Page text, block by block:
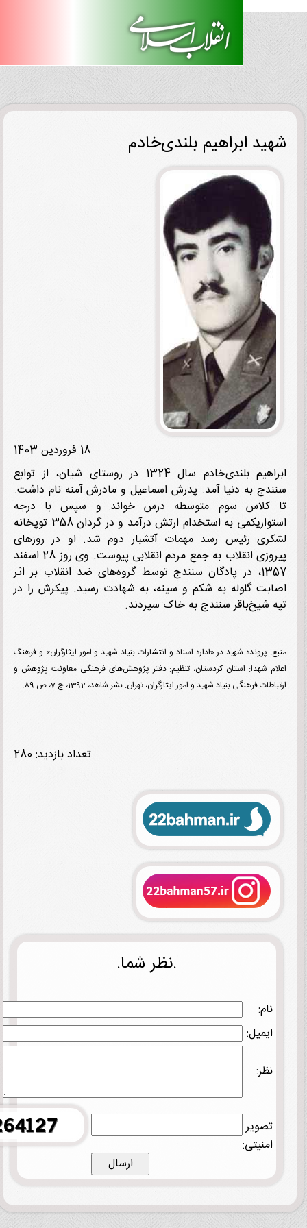
ابراهیم بلندی‌خادم
ابراهیم بلندی‌خادم سال 1324 در روستای شیان، از توابع
به ‌دنیا آمد. پدرش اسماعیل و مادرش آمنه نام داشت.
کلاس سوم متوسطه درس خواند و سپس با درجه
استوار‌یکمی به استخدام ارتش درآمد و در گردان 358 توپخانه
رئیس رسد مهمات آتشبار دوم شد. او در روزهای
پیروزی انقلاب به جمع مردم انقلابی پیوست. وی روز 28 اسفند
1357، در پادگان سنندج توسط گروه‌های ضد انقلاب بر اثر
گلوله به شکم و سینه، به شهادت رسید. پیکرش را در
شیخ‌باقر سنندج به خاک سپردند.
پرونده شهید در «اداره اسناد و انتشارات بنیاد شهید و امور ایثارگران» و فرهنگ
شهدا: استان کردستان، تنظیم: دفتر پژوهش‌های فرهنگی معاونت پژوهش و
فرهنگی بنیاد شهید و امور ایثارگران، تهران: نشر شاهد، 1392، ج 7، ص 89.
تعداد بازدید: 280
.نظر شما.